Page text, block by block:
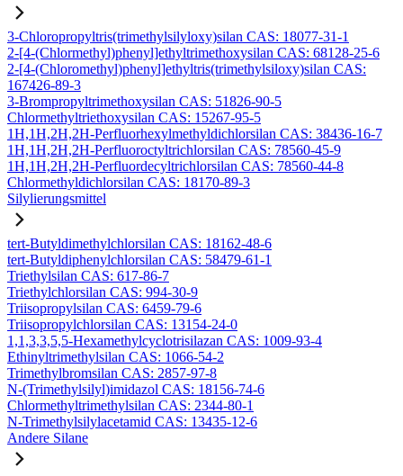
3-Chloropropyltris(trimethylsilyloxy)silan CAS: 18077-31-1
2-[4-(Chlormethyl)phenyl]ethyltrimethoxysilan CAS: 68128-25-6
2-[4-(Chloromethyl)phenyl]ethyltris(trimethylsiloxy)silan CAS:
167426-89-3
3-Brompropyltrimethoxysilan CAS: 51826-90-5
Chlormethyltriethoxysilan CAS: 15267-95-5
1H,1H,2H,2H-Perfluorhexylmethyldichlorsilan CAS: 38436-16-7
1H,1H,2H,2H-Perfluoroctyltrichlorsilan CAS: 78560-45-9
1H,1H,2H,2H-Perfluordecyltrichlorsilan CAS: 78560-44-8
Chlormethyldichlorsilan CAS: 18170-89-3
Silylierungsmittel
tert-Butyldimethylchlorsilan CAS: 18162-48-6
tert-Butyldiphenylchlorsilan CAS: 58479-61-1
Triethylsilan CAS: 617-86-7
Triethylchlorsilan CAS: 994-30-9
Triisopropylsilan CAS: 6459-79-6
Triisopropylchlorsilan CAS: 13154-24-0
1,1,3,3,5,5-Hexamethylcyclotrisilazan CAS: 1009-93-4
Ethinyltrimethylsilan CAS: 1066-54-2
Trimethylbromsilan CAS: 2857-97-8
N-(Trimethylsilyl)imidazol CAS: 18156-74-6
Chlormethyltrimethylsilan CAS: 2344-80-1
N-Trimethylsilylacetamid CAS: 13435-12-6
Andere Silane